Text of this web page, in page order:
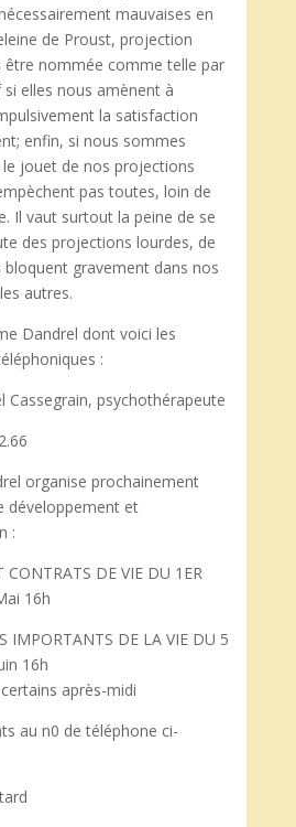
mauvaises en
de Proust, projection
être nommée comme telle par
si elles nous amènent à
la satisfaction
enfin, si nous sommes
jouet de nos projections
pas toutes, loin de
Il vaut surtout la peine de se
des projections lourdes, de
bloquent gravement dans nos
autres.
Dandrel dont voici les
:
Cassegrain, psychothérapeute
organise prochainement
développement et
:
CONTRATS DE VIE DU 1ER
16h
IMPORTANTS DE LA VIE DU 5
16h
après-midi
au n0 de téléphone ci-